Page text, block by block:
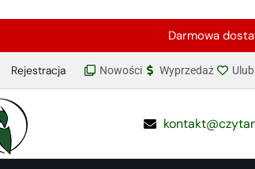
Darmowa
Rejestracja Nowości Wyprzedaż